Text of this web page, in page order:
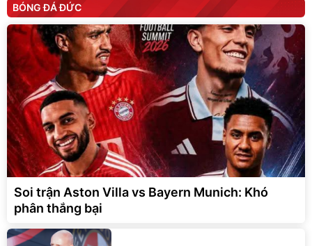
BÓNG ĐÁ ĐỨC
Soi trận Aston Villa vs Bayern Munich: Khó
phân thắng bại